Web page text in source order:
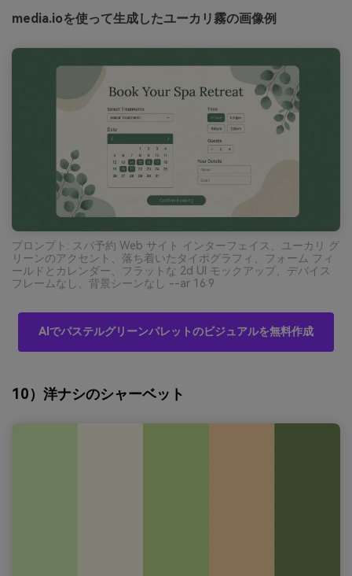
media.ioを使って生成したユーカリ霧の画像例
プロンプト: スパ予約 Web サイト インターフェイス、ユーカリ グ
リーンのアクセント、落ち着いたタイポグラフィ、フォーム フィ
ールドとカレンダー、フラットな 2d UI モックアップ、デバイス
フレームなし、背景シーンなし --ar 16:9
AIでパステルグリーンパレットのビジュアルを無料作成
10）洋ナシのシャーベット